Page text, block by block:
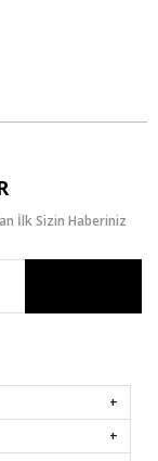
İlk Sizin Haberiniz